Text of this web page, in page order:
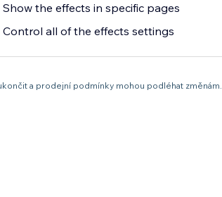
Show the effects in specific pages
Control all of the effects settings
a prodejní podmínky mohou podléhat změnám.